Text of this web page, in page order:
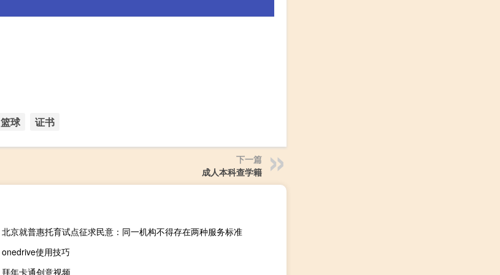
篮球 证书
下一篇
成人本科查学籍
北京就普惠托育试点征求民意：同一机构不得存在两种服务标准
onedrive使用技巧
拜年卡通创意视频